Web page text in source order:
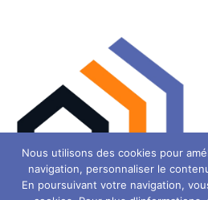
Les utilisons des cookies vers le
Vous pouvez en savoir plus sur les
Nous utilisons des cookies pour
navigation, personnaliser le
En poursuivant votre navigation,